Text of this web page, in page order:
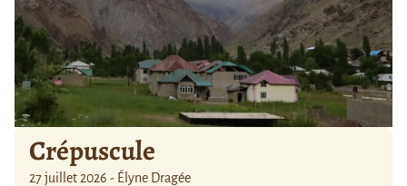
Crépuscule
27 juillet 2026 - Élyne Dragée